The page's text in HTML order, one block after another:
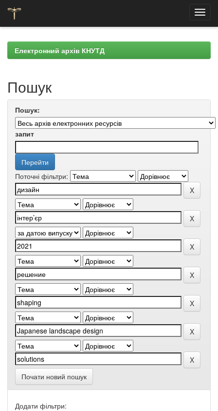
navigationЕлектронний архів КНУТД
Пошук
Пошук:
запит
Поточні фільтри:
Почати новий пошук
Додати фільтри: